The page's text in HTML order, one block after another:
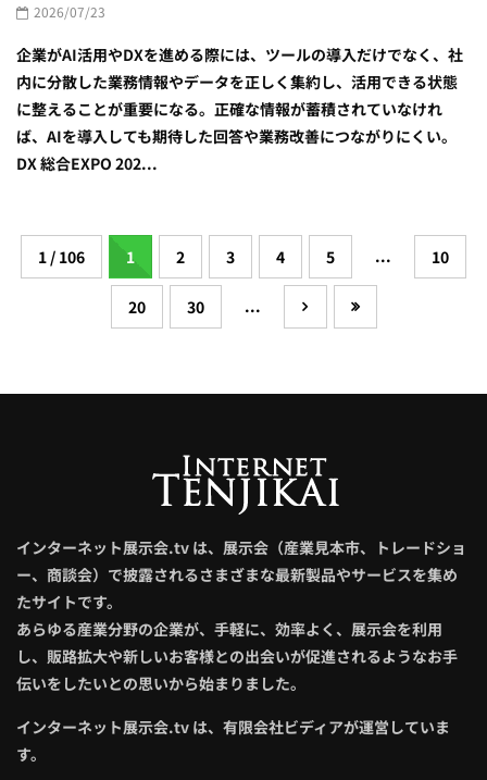
2026/07/23
企業がAI活用やDXを進める際には、ツールの導入だけでなく、社
内に分散した業務情報やデータを正しく集約し、活用できる状態
に整えることが重要になる。正確な情報が蓄積されていなけれ
ば、AIを導入しても期待した回答や業務改善につながりにくい。
DX 総合EXPO 202...
1 / 106 1 2 3 4 5 ... 10
20 30 ...
インターネット展示会.tv は、展示会（産業見本市、トレードショ
ー、商談会）で披露されるさまざまな最新製品やサービスを集め
たサイトです。
あらゆる産業分野の企業が、手軽に、効率よく、展示会を利用
し、販路拡大や新しいお客様との出会いが促進されるようなお手
伝いをしたいとの思いから始まりました。
インターネット展示会.tv は、有限会社ビディアが運営していま
す。